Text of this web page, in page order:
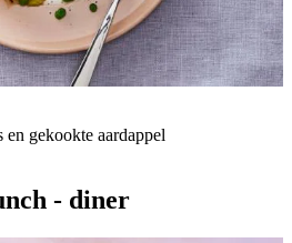
en gekookte aardappel
- diner